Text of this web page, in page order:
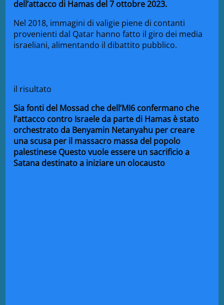
dell’attacco di Hamas del 7 ottobre 2023.
Nel 2018, immagini di valigie piene di contanti
provenienti dal Qatar hanno fatto il giro dei media
israeliani, alimentando il dibattito pubblico.
il risultato
Sia fonti del Mossad che dell’MI6 confermano che
l’attacco contro Israele da parte di Hamas è stato
orchestrato da Benyamin Netanyahu per creare
una scusa per il massacro massa del popolo
palestinese Questo vuole essere un sacrificio a
Satana destinato a iniziare un olocausto